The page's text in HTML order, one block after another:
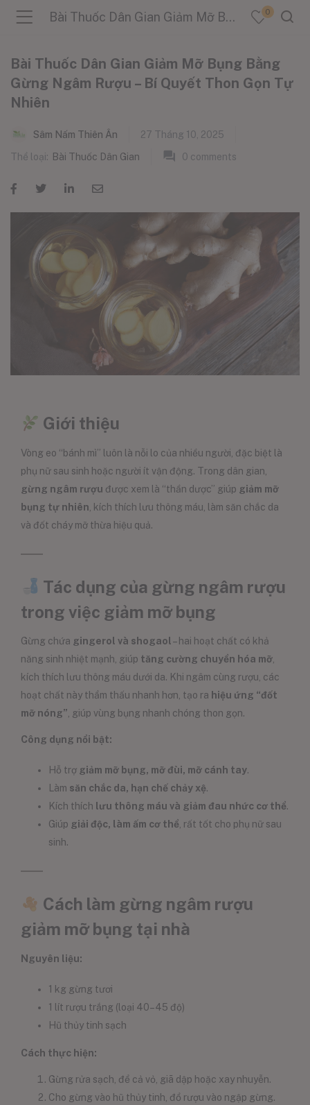
(Tin Tức )
Bài Thuốc Dân Gian Giảm Mỡ Bụng Bằng Gừng Ngâm Rượu – Bí Quyết Thon Gọn Tự Nhiên 0
Bài Thuốc Dân Gian Giảm Mỡ Bụng Bằng
Gừng Ngâm Rượu – Bí Quyết Thon Gọn Tự
Nhiên
Sâm Nấm Thiên Ân
27 Tháng 10, 2025
Thể loại: Bài Thuốc Dân Gian 0 comments
Giới thiệu
Vòng eo “bánh mì” luôn là nỗi lo của nhiều người, đặc biệt là
phụ nữ sau sinh hoặc người ít vận động. Trong dân gian,
gừng ngâm rượu được xem là “thần dược” giúp giảm mỡ
bụng tự nhiên , kích thích lưu thông máu, làm săn chắc da
và đốt cháy mỡ thừa hiệu quả.
Tác dụng của gừng ngâm rượu
trong việc giảm mỡ bụng
Gừng chứa gingerol và shogaol– hai hoạt chất có khả
năng sinh nhiệt mạnh, giúp tăng cường chuyển hóa mỡ
kích thích lưu thông máu dưới da. Khi ngâm cùng rượu, các
hoạt chất này thẩm thấu nhanh hơn, tạo ra hiệu ứng “đốt
mỡ nóng” , giúp vùng bụng nhanh chóng thon gọn.
Công dụng nổi bật:
Hỗ trợ giảm mỡ bụng, mỡ đùi, mỡ cánh tay.
Làm săn chắc da, hạn chế chảy xệ.
Kích thích lưu thông máu và giảm đau nhức cơ thể.
Giúp giải độc, làm ấm cơ thể , rất tốt cho phụ nữ sau
sinh.
Cách làm gừng ngâm rượu
giảm mỡ bụng tại nhà
Nguyên liệu:
1 kg gừng tươi
1 lít rượu trắng (loại 40–45 độ)
Hũ thủy tinh sạch
Cách thực hiện:
Gừng rửa sạch, để cả vỏ, giã dập hoặc xay nhuyễn.
Cho gừng vào hũ thủy tinh, đổ rượu vào ngập gừng.